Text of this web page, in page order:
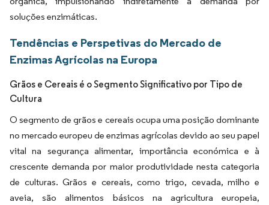
soluções enzimáticas.
Tendências e Perspetivas do Mercado de
Enzimas Agrícolas na Europa
Grãos e Cereais é o Segmento Significativo por Tipo de
Cultura
O segmento de grãos e cereais ocupa uma posição dominante
no mercado europeu de enzimas agrícolas devido ao seu papel
vital na segurança alimentar, importância económica e à
crescente demanda por maior produtividade nesta categoria
de culturas. Grãos e cereais, como trigo, cevada, milho e
aveia, são alimentos básicos na agricultura europeia,